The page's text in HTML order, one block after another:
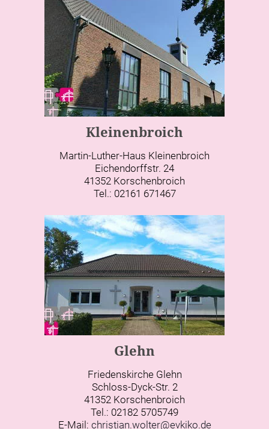
Kleinenbroich
Martin-Luther-Haus Kleinenbroich
Eichendorffstr. 24
41352 Korschenbroich
Tel.: 02161 671467
Glehn
Friedenskirche Glehn
Schloss-Dyck-Str. 2
41352 Korschenbroich
Tel.: 02182 5705749
E-Mail: christian.wolter@evkiko.de